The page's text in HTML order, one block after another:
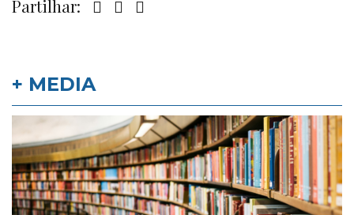
Partilhar:
+ MEDIA